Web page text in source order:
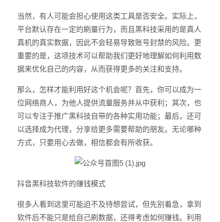
当然，有人可能会担心使用这类工具是否安全。实际上，
平台默认存在一定的刷量行为，而且黑科技采用的是真人
真机的真实数据，因此不会轻易导致账号封禁的风险。更
重要的是，这项技术可以帮助我们更好地理解如何利用数
据来优化自己的内容，从而获得更多的关注和支持。
那么，怎样才能利用好这个机会呢？首先，你可以成为一
位网络商人，为他人提供流量服务并从中获利；其次，也
可以专注于推广黑科技自带的各种实用功能；最后，还可
以选择成为代理，分享给更多需要帮助的朋友。无论哪种
方式，只要用心去做，相信都会有所收获。
抖音黑科技软件的赚钱模式
很多人看到这里可能迫不及待想尝试，但先别着急，拿到
软件后不能只是给自己刷数据，还得考虑如何赚钱。利用